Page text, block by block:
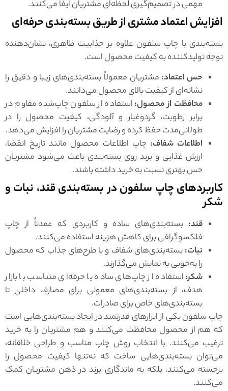
مهمی در تصمیم‌گیری لحظه‌ای مشتریان ایفا می‌کنند.
افزایش اعتماد مشتری از طریق بسته‌بندی حرفه‌ای
بسته‌بندی با چاپ سلفون علاوه بر جذابیت ظاهری، نشان‌دهنده
توجه تولیدکننده به کیفیت محصول است.
حس اعتماد: مشتریان معمولاً بسته‌بندی‌های زیبا و دقیق را
نشانه‌ای از کیفیت بالای محصول می‌دانند.
محافظت از محصول:استفاده از سلفون چاپ‌شده مقاوم در
برابر رطوبت، گردوغبار و آلودگی، کیفیت محصول را در
طولانی‌مدت حفظ کرده و رضایت مشتریان را افزایش می‌دهد.
اطلاعات شفاف: چاپ اطلاعات محصول مانند تاریخ انقضا،
ارزش غذایی و برند روی بسته‌بندی باعث می‌شود مشتریان
حس بهتری نسبت به خرید داشته باشند.
کاربردهای چاپ سلفون در بسته‌بندی قند، نبات و
شکر
قند: بسته‌بندی‌های ساده و کاربردی که عمدتاً از چاپ
فلکسوگرافی برای کاهش هزینه استفاده می‌کنند.
نبات:بسته‌بندی‌های شفاف و با طرح‌های جذاب که محصول
را به‌خوبی به نمایش می‌گذارند.
شکر:استفاده از چاپ‌های ساده یا حرفه‌ای متناسب با بازار
هدف، از بسته‌بندی‌های معمولی برای مصارف داخلی تا
بسته‌بندی‌های خاص برای صادرات.
چاپ سلفون یکی از ابزارهای قدرتمند در ایجاد بسته‌بندی‌هایی است
که هم از محصول محافظت می‌کنند و هم مشتریان را به خرید
ترغیب می‌کنند. با انتخاب روش چاپ مناسب و طراحی خلاقانه،
می‌توان بسته‌بندی‌هایی ساخت که نه‌تنها کیفیت محصول را
برجسته می‌کنند، بلکه به ماندگاری برند در ذهن مشتریان کمک
می‌کنند.